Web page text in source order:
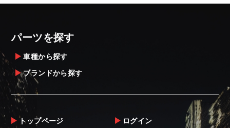
パーツを探す
車種から探す
ブランドから探す
トップページ
ログイン